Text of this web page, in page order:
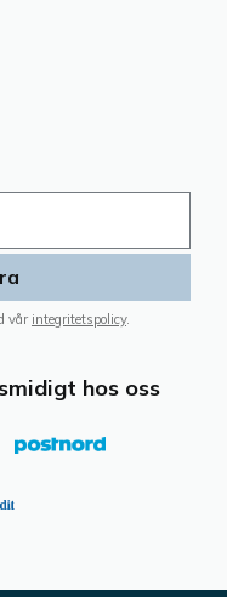
vår integritetspolicy.
hos oss